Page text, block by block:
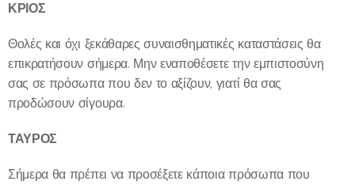
ΚΡΙΟΣ
Θολές και όχι ξεκάθαρες συναισθηματικές καταστάσεις θα
επικρατήσουν σήμερα. Μην εναποθέσετε την εμπιστοσύνη
σας σε πρόσωπα που δεν το αξίζουν, γιατί θα σας
προδώσουν σίγουρα.
ΤΑΥΡΟΣ
Σήμερα θα πρέπει να προσέξετε κάποια πρόσωπα που